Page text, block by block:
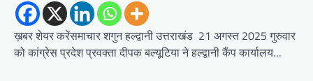
ख़बर शेयर करेंसमाचार शगुन हल्द्वानी उत्तराखंड 21 अगस्त 2025 गुरुवार
को कांग्रेस प्रदेश प्रवक्ता दीपक बल्यूटिया ने हल्द्वानी कैंप कार्यालय…